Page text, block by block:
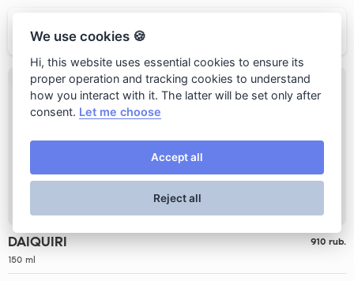
Стейк хаус Бутчер
DAIQUIRI 910 rub.
150 ml
We use cookies 🍪
Hi, this website uses essential cookies to ensure its
proper operation and tracking cookies to understand
how you interact with it. The latter will be set only after
consent. Let me choose
Accept all
Reject all